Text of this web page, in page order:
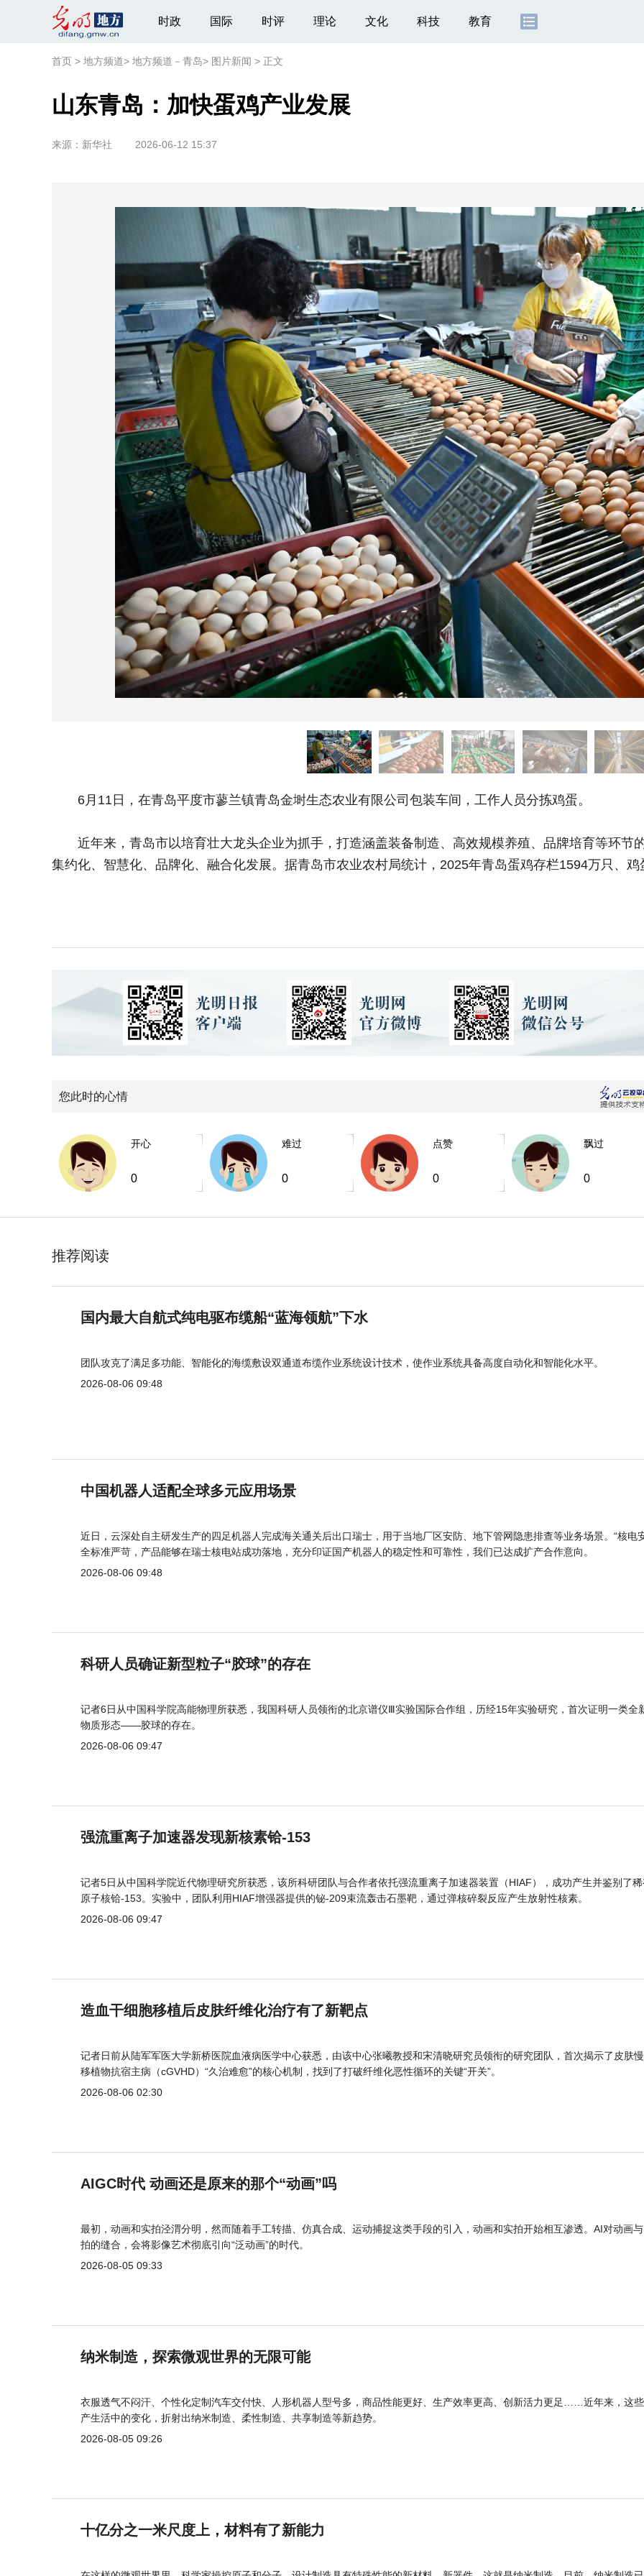
时政 国际 时评 理论 文化 科技 教育
首页 > 地方频道> 地方频道－青岛> 图片新闻 > 正文
山东青岛：加快蛋鸡产业发展
来源： 新华社 2026-06-12 15:37
6月11日，在青岛平度市蓼兰镇青岛金埘生态农业有限公司包装车间，工作人员分拣鸡蛋。
近年来，青岛市以培育壮大龙头企业为抓手，打造涵盖装备制造、高效规模养殖、品牌培育等环节
集约化、智慧化、品牌化、融合化发展。据青岛市农业农村局统计，2025年青岛蛋鸡存栏1594万只、
您此时的心情
开心
0
难过
0
点赞
0
飘过
0
推荐阅读
国内最大自航式纯电驱布缆船“蓝海领航”下水
团队攻克了满足多功能、智能化的海缆敷设双通道布缆作业系统设计技术，使作业系统具备高度自动化和智能化水平。
2026-08-06 09:48
中国机器人适配全球多元应用场景
近日，云深处自主研发生产的四足机器人完成海关通关后出口瑞士，用于当地厂区安防、地下管网隐患排查等业务场景。“核电
全标准严苛，产品能够在瑞士核电站成功落地，充分印证国产机器人的稳定性和可靠性，我们已达成扩产合作意向。
2026-08-06 09:48
科研人员确证新型粒子“胶球”的存在
记者6日从中国科学院高能物理所获悉，我国科研人员领衔的北京谱仪Ⅲ实验国际合作组，历经15年实验研究，首次证明一类全
物质形态——胶球的存在。
2026-08-06 09:47
强流重离子加速器发现新核素铪-153
记者5日从中国科学院近代物理研究所获悉，该所科研团队与合作者依托强流重离子加速器装置（HIAF），成功产生并鉴别了
原子核铪-153。实验中，团队利用HIAF增强器提供的铋-209束流轰击石墨靶，通过弹核碎裂反应产生放射性核素。
2026-08-06 09:47
造血干细胞移植后皮肤纤维化治疗有了新靶点
记者日前从陆军军医大学新桥医院血液病医学中心获悉，由该中心张曦教授和宋清晓研究员领衔的研究团队，首次揭示了皮肤
移植物抗宿主病（cGVHD）“久治难愈”的核心机制，找到了打破纤维化恶性循环的关键“开关”。
2026-08-06 02:30
AIGC时代 动画还是原来的那个“动画”吗
最初，动画和实拍泾渭分明，然而随着手工转描、仿真合成、运动捕捉这类手段的引入，动画和实拍开始相互渗透。AI对动画
拍的缝合，会将影像艺术彻底引向“泛动画”的时代。
2026-08-05 09:33
纳米制造，探索微观世界的无限可能
衣服透气不闷汗、个性化定制汽车交付快、人形机器人型号多，商品性能更好、生产效率更高、创新活力更足……近年来，这
产生活中的变化，折射出纳米制造、柔性制造、共享制造等新趋势。
2026-08-05 09:26
十亿分之一米尺度上，材料有了新能力